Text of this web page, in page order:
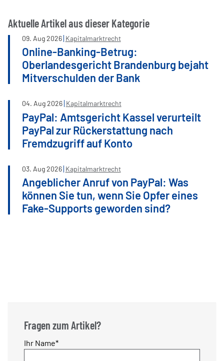
Aktuelle Artikel aus dieser Kategorie
09. Aug2026 Kapitalmarktrecht
Online-Banking-Betrug:
Oberlandesgericht Brandenburg bejaht
Mitverschulden der Bank
04. Aug2026 Kapitalmarktrecht
PayPal: Amtsgericht Kassel verurteilt
PayPal zur Rückerstattung nach
Fremdzugriff auf Konto
03. Aug2026 Kapitalmarktrecht
Angeblicher Anruf von PayPal: Was
können Sie tun, wenn Sie Opfer eines
Fake-Supports geworden sind?
Fragen zum Artikel?
Pflichtfeld
Ihr Name*